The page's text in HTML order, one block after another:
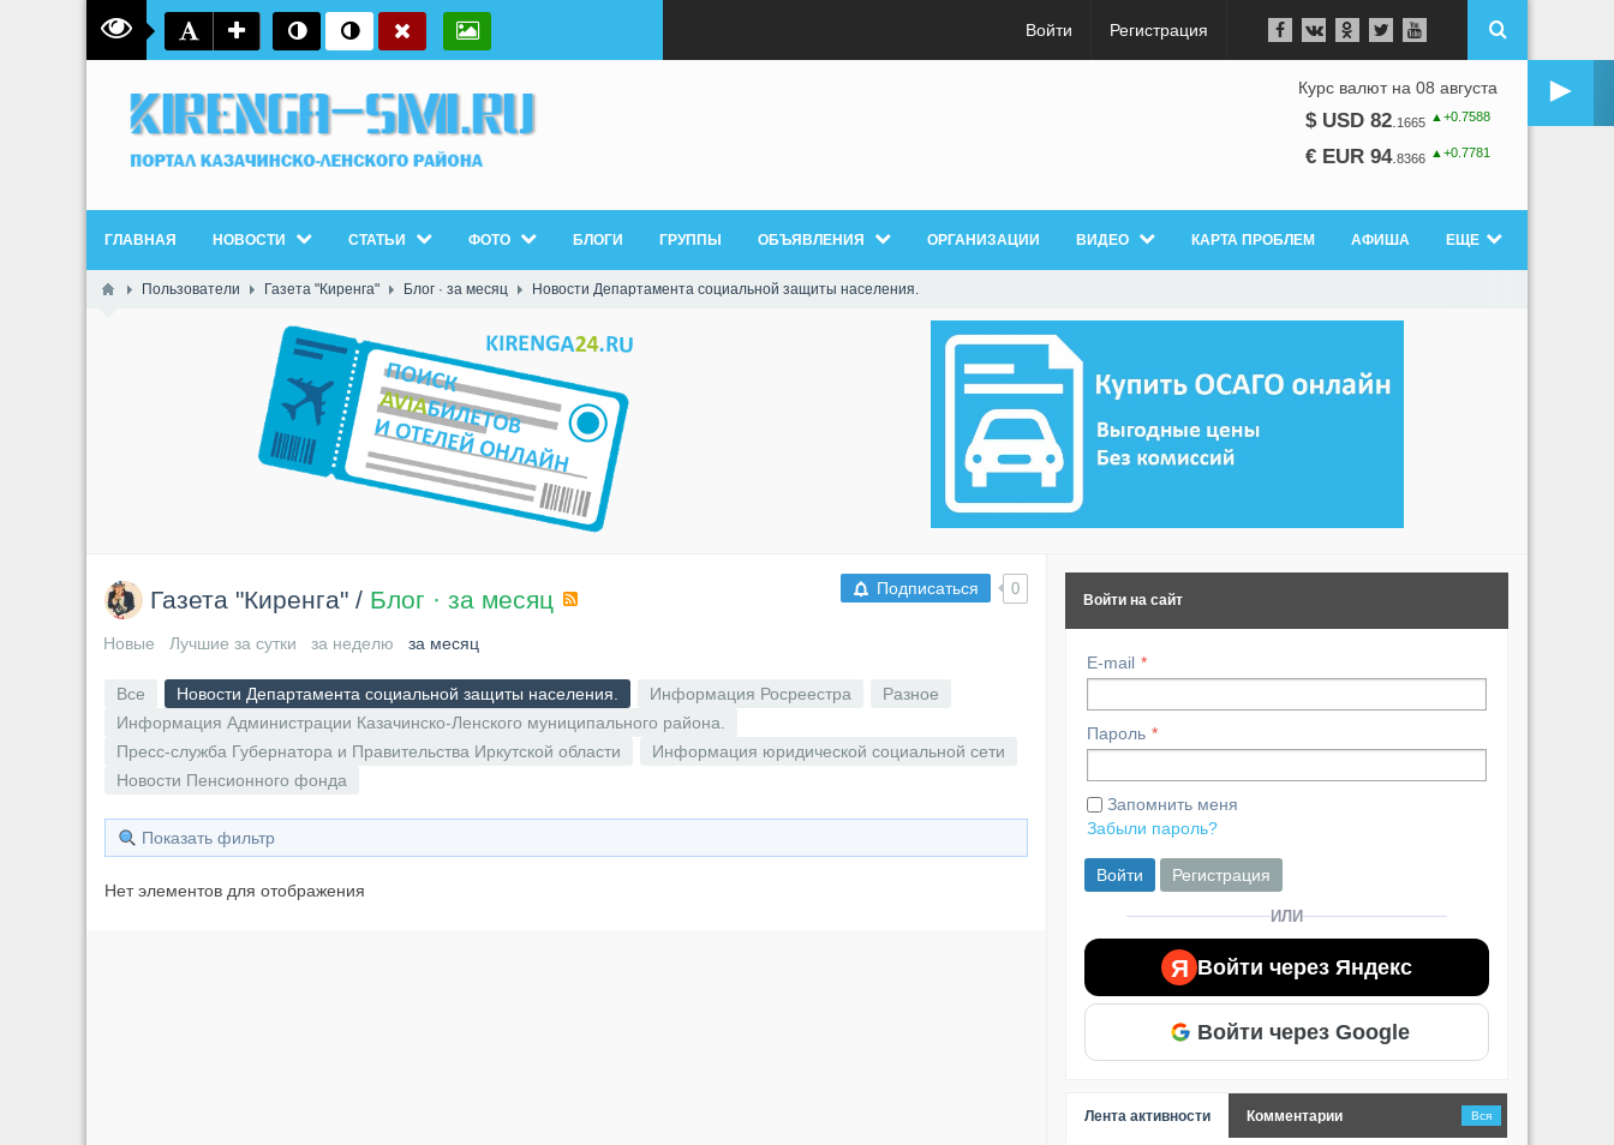
Войти Регистрация
►
Курс валют на 08 августа
$ USD 82 1665 ▲+0.7588
€ EUR 94. 8366 ▲+0.7781
ГЛАВНАЯ НОВОСТИ СТАТЬИ ФОТО БЛОГИ ГРУППЫ ОБЪЯВЛЕНИЯ ОРГАНИЗАЦИИ ВИДЕО КАРТА ПРОБЛЕМ АФИША ЕЩЕ
Пользователи Газета "Киренга" Блог · за месяц Новости Департамента социальной защиты населения.
Подписаться 0
Газета "Киренга" / Блог · за месяц
Новые Лучшие за сутки за неделю за месяц
Все Новости Департамента социальной защиты населения. Информация Росреестра
Разное
Информация Администрации Казачинско-Ленского муниципального района.
Пресс-служба Губернатора и Правительства Иркутской области
Информация юридической социальной сети
Новости Пенсионного фонда
Показать фильтр
Нет элементов для отображения
Войти на сайт
E-mail
Пароль
Запомнить меня
Забыли пароль?
Войти Регистрация
ИЛИ
Я Войти через Яндекс
Войти через Google
Лента активности Комментарии Вся